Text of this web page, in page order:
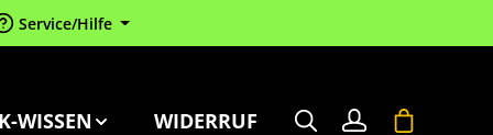
Service/Hilfe
WISSEN WIDERRUF